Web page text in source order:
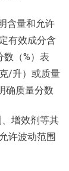
含量和允许
有效成分含
（%）表
/升）或质量
确质量分数
增效剂等其
许波动范围